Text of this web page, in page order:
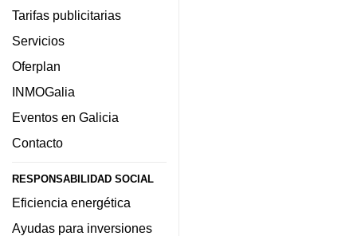
Tarifas publicitarias
Servicios
Oferplan
INMOGalia
Eventos en Galicia
Contacto
RESPONSABILIDAD SOCIAL
Eficiencia energética
Ayudas para inversiones